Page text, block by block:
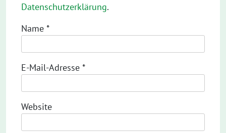
Datenschutzerklärung.
Name *
E-Mail-Adresse *
Website